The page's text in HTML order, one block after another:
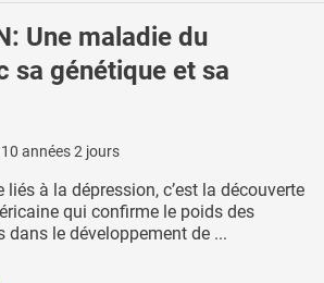
Une maladie du
sa génétique et sa
10 années 2 jours
à la dépression, c’est la découverte
qui confirme le poids des
dans le développement de ...